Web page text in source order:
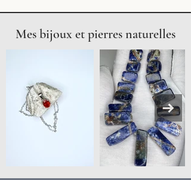
Mes bijoux et pierres naturelles